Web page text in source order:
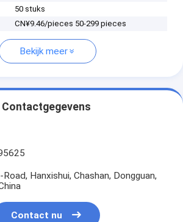
50 stuks
CN¥9.46/pieces 50-299 pieces
Bekijk meer
Contactgegevens
Road, Hanxishui, Chashan, Dongguan,
Contact nu